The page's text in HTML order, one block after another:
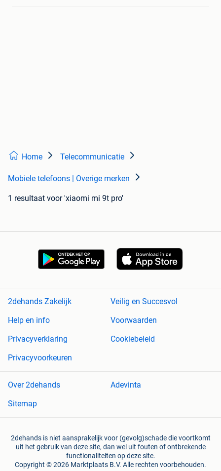
Home Telecommunicatie
Mobiele telefoons | Overige merken
1 resultaat voor 'xiaomi mi 9t pro'
2dehands Zakelijk
Veilig en Succesvol
Help en info
Voorwaarden
Privacyverklaring
Cookiebeleid
Privacyvoorkeuren
Over 2dehands
Adevinta
Sitemap
2dehands is niet aansprakelijk voor (gevolg)schade die voortkomt
uit het gebruik van deze site, dan wel uit fouten of ontbrekende
functionaliteiten op deze site.
Copyright © 2026 Marktplaats B.V. Alle rechten voorbehouden.